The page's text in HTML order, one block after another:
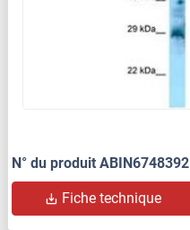
N° du produit ABIN6748392
Fiche technique